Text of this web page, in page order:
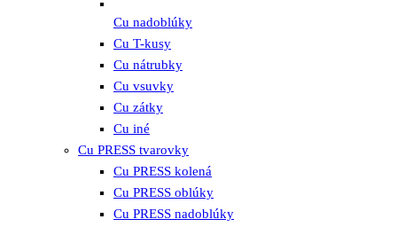
Cu nadoblúky
Cu T-kusy
Cu nátrubky
Cu vsuvky
Cu zátky
Cu iné
Cu PRESS tvarovky
Cu PRESS kolená
Cu PRESS oblúky
Cu PRESS nadoblúky